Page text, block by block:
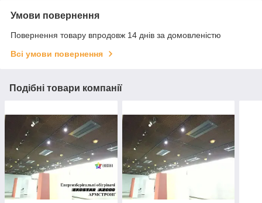
Умови повернення
Повернення товару впродовж 14 днів за домовленістю
Всі умови повернення
Подібні товари компанії